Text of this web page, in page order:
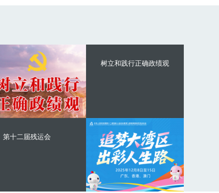
树立和践行正确政绩观
第十二届残运会